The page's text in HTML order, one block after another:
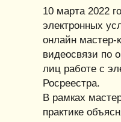
10 марта 2022
электронных
онлайн мастер-
видеосвязи по
лиц работе с
Росреестра.
В рамках
практике